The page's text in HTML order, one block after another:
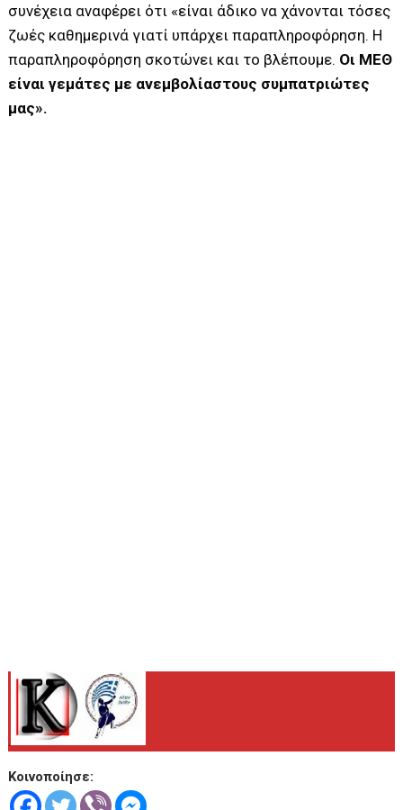
συνέχεια αναφέρει ότι «είναι άδικο να χάνονται τόσες
ζωές καθημερινά γιατί υπάρχει παραπληροφόρηση. Η
παραπληροφόρηση σκοτώνει και το βλέπουμε. Οι ΜΕΘ
είναι γεμάτες με ανεμβολίαστους συμπατριώτες
μας».
Κοινοποίησε: